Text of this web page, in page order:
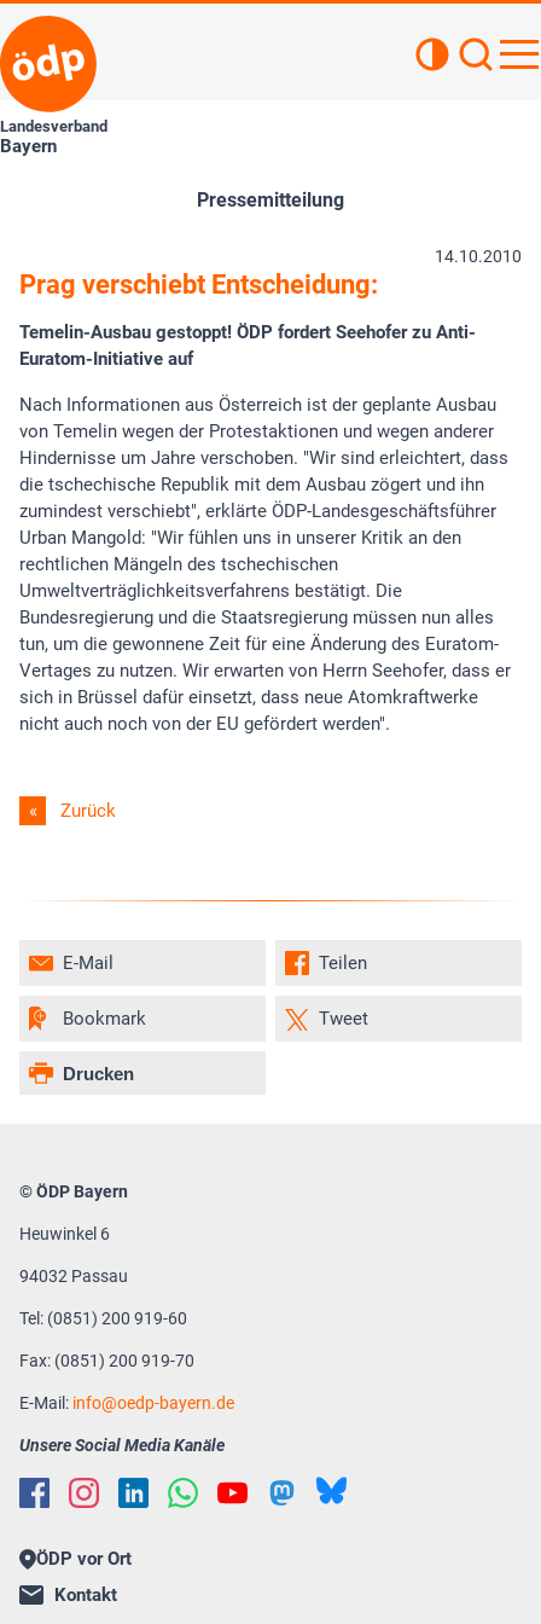
Landesverband
Bayern
Pressemitteilung
14.10.2010
Prag verschiebt Entscheidung:
Temelin-Ausbau gestoppt! ÖDP fordert Seehofer zu Anti-
Euratom-Initiative auf
Nach Informationen aus Österreich ist der geplante Ausbau
von Temelin wegen der Protestaktionen und wegen anderer
Hindernisse um Jahre verschoben. "Wir sind erleichtert, dass
die tschechische Republik mit dem Ausbau zögert und ihn
zumindest verschiebt", erklärte ÖDP-Landesgeschäftsführer
Urban Mangold: "Wir fühlen uns in unserer Kritik an den
rechtlichen Mängeln des tschechischen
Umweltverträglichkeitsverfahrens bestätigt. Die
Bundesregierung und die Staatsregierung müssen nun alles
tun, um die gewonnene Zeit für eine Änderung des Euratom-
Vertages zu nutzen. Wir erwarten von Herrn Seehofer, dass er
sich in Brüssel dafür einsetzt, dass neue Atomkraftwerke
nicht auch noch von der EU gefördert werden".
Zurück
Teilen
Tweet
E-Mail
Bookmark
Drucken
© ÖDP Bayern
Heuwinkel 6
94032 Passau
Tel: (0851) 200 919-60
Fax: (0851) 200 919-70
E-Mail: info oedp-bayern.de
Unsere Social Media Kanäle
ÖDP vor Ort
Kontakt